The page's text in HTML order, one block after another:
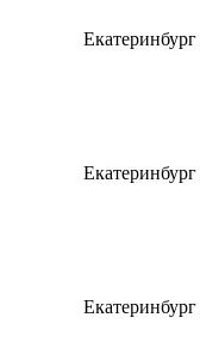
Екатеринбург
Екатеринбург
Екатеринбург